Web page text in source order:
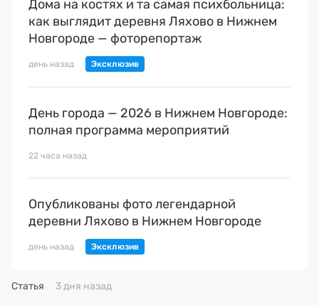
Дома на костях и та самая психбольница:
как выглядит деревня Ляхово в Нижнем
Новгороде — фоторепортаж
день назад
День города — 2026 в Нижнем Новгороде:
полная программа мероприятий
22 часа назад
Опубликованы фото легендарной
деревни Ляхово в Нижнем Новгороде
день назад
Статья 3 дня назад